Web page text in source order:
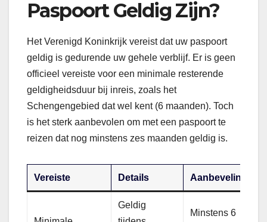
Paspoort Geldig Zijn?
Het Verenigd Koninkrijk vereist dat uw paspoort
geldig is gedurende uw gehele verblijf. Er is geen
officieel vereiste voor een minimale resterende
geldigheidsduur bij inreis, zoals het
Schengengebied dat wel kent (6 maanden). Toch
is het sterk aanbevolen om met een paspoort te
reizen dat nog minstens zes maanden geldig is.
Vereiste Details Aanbeveling
Geldig
Minstens 6